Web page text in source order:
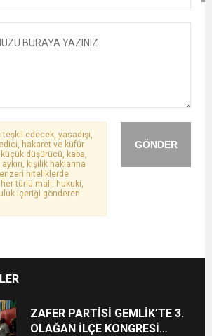
GÖNDER
teşkil edecek, yasadışı,
hakaret ve küfür
küçük düşürücü, kaba,
kişilik haklarına
niteliklerde
türlü mali, hukuki,
içeriği gönderen
ZAFER PARTİSİ GEMLİK’TE 3.
OLAĞAN İLÇE KONGRESİ